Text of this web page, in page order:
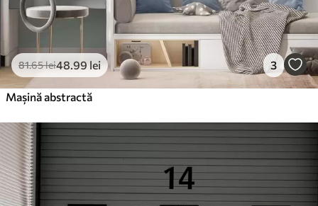
81.65lei48 .99 lei 3
Mașină abstractă